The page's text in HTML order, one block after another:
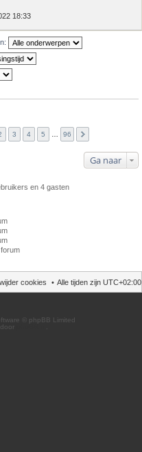
18:33
3 4 5 96
Ga naar
en 4 gasten
Alle tijden zijn UTC+02:00
cookies
© phpBB Limited